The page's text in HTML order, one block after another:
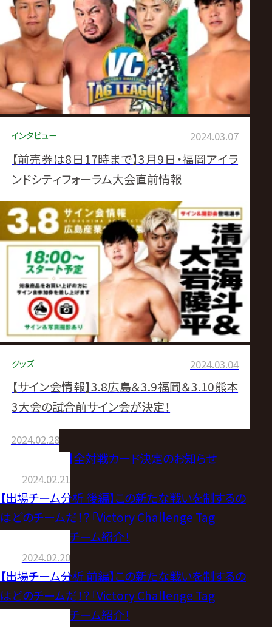
インタビュー 2024.03.07
【前売券は8日17時まで】3月9日・福岡アイラ
ンドシティフォーラム大会直前情報
グッズ 2024.03.04
【サイン会情報】3.8広島＆3.9福岡＆3.10熊本
3大会の試合前サイン会が決定！
2024.02.28
【3.9福岡大会】全対戦カード決定のお知らせ
2024.02.21
【出場チーム分析 後編】この新たな戦いを制するの
はどのチームだ！？「Victory Challenge Tag
League」出場チーム紹介！
2024.02.20
【出場チーム分析 前編】この新たな戦いを制するの
はどのチームだ！？「Victory Challenge Tag
League」出場チーム紹介！